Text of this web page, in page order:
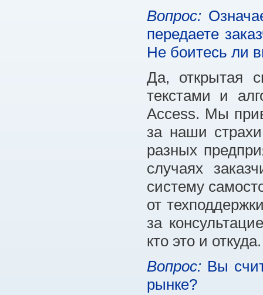
Вопрос:
передаете
Не боитесь ли
Да, открытая
текстами и
Access. Мы
за наши
разных
случаях
систему
от
за
кто это и откуда.
Вопрос: Вы
рынке?